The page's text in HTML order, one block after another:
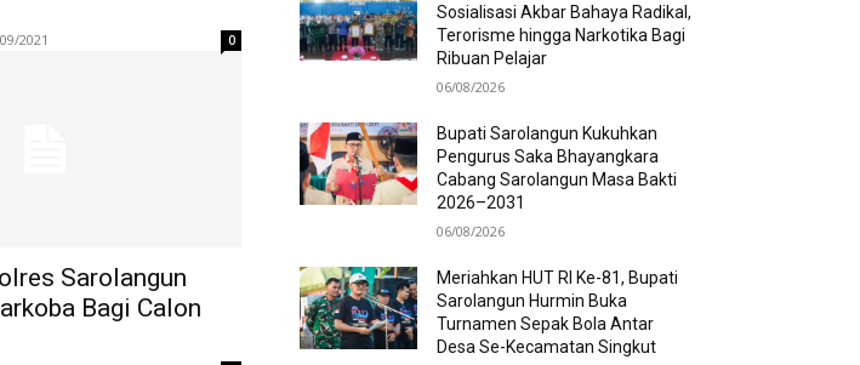
2021 0
Sarolangun
Bagi Calon
Sosialisasi Akbar Bahaya Radikal,
Terorisme hingga Narkotika Bagi
Ribuan Pelajar
06/08/2026
Bupati Sarolangun Kukuhkan
Pengurus Saka Bhayangkara
Cabang Sarolangun Masa Bakti
2026–2031
06/08/2026
Meriahkan HUT RI Ke-81, Bupati
Sarolangun Hurmin Buka
Turnamen Sepak Bola Antar
Desa Se-Kecamatan Singkut